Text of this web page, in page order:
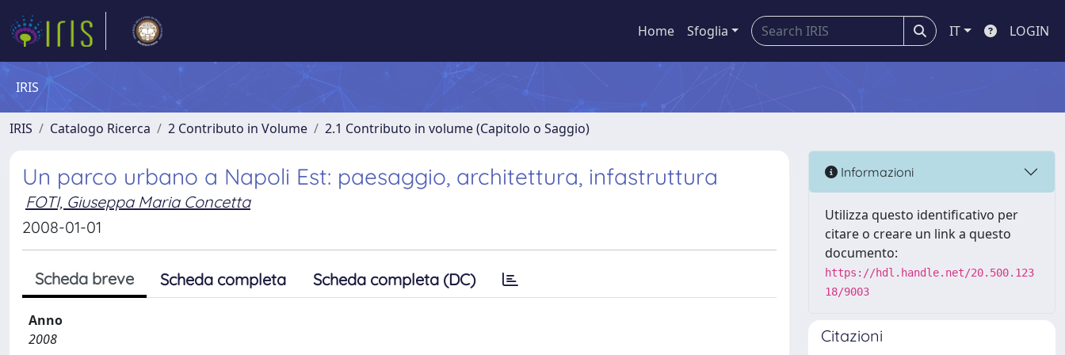
Home Sfoglia IT LOGIN
IRIS
IRIS Catalogo Ricerca 2 Contributo in Volume 2.1 Contributo in volume (Capitolo o Saggio)
Un parco urbano a Napoli Est: paesaggio, architettura, infastruttura
FOTI, Giuseppa Maria Concetta
2008-01-01
Scheda breve Scheda completa Scheda completa (DC)
Anno
2008
Informazioni
Utilizza questo identificativo per
citare o creare un link a questo
documento:
https://hdl.handle.net/20.500.123
18/9003
Citazioni